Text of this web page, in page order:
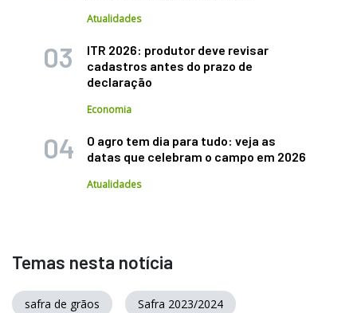
Atualidades
ITR 2026: produtor deve revisar
cadastros antes do prazo de
declaração
Economia
O agro tem dia para tudo: veja as
datas que celebram o campo em 2026
Atualidades
Temas nesta notícia
safra de grãos Safra 2023/2024